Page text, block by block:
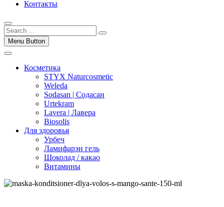
Контакты
Menu Button
Косметика
STYX Naturcosmetic
Weleda
Sodasan | Содасан
Urtekram
Lavera | Лавера
Biosolis
Для здоровья
Урбеч
Ламифарэн гель
Шоколад / какао
Витамины